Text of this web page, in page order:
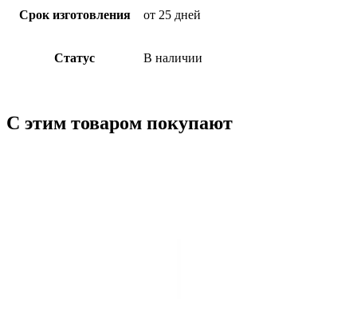
Срок изготовления от 25 дней
Статус В наличии
С этим товаром покупают